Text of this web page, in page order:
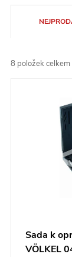
a
z
8 položek celkem
Sada k
VÖLKEL